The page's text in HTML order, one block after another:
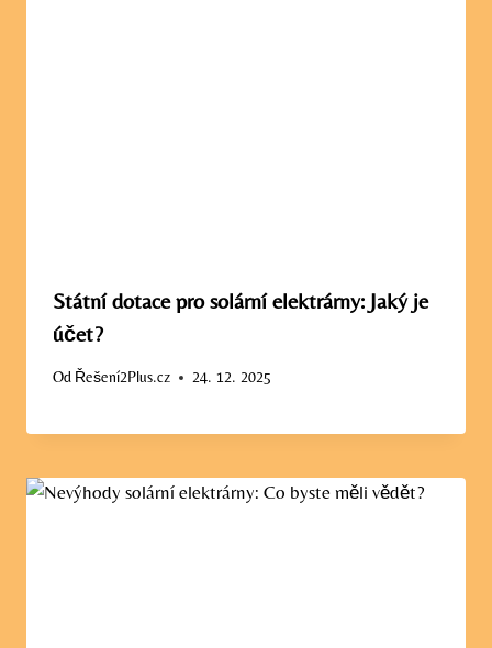
Státní dotace pro solární elektrárny: Jaký je
účet?
Od Řešení2Plus.cz 24. 12. 2025